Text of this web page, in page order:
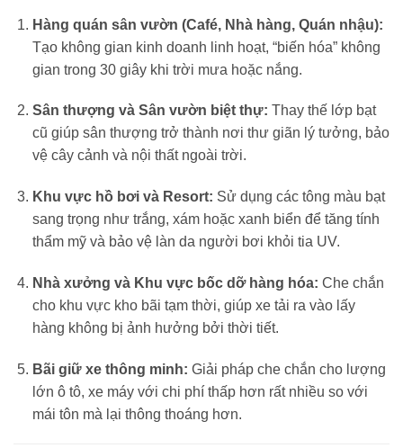
Hàng quán sân vườn (Café, Nhà hàng, Quán nhậu):
Tạo không gian kinh doanh linh hoạt, “biến hóa” không
gian trong 30 giây khi trời mưa hoặc nắng.
Sân thượng và Sân vườn biệt thự: Thay thế lớp bạt
cũ giúp sân thượng trở thành nơi thư giãn lý tưởng, bảo
vệ cây cảnh và nội thất ngoài trời.
Khu vực hồ bơi và Resort: Sử dụng các tông màu bạt
sang trọng như trắng, xám hoặc xanh biển để tăng tính
thẩm mỹ và bảo vệ làn da người bơi khỏi tia UV.
Nhà xưởng và Khu vực bốc dỡ hàng hóa: Che chắn
cho khu vực kho bãi tạm thời, giúp xe tải ra vào lấy
hàng không bị ảnh hưởng bởi thời tiết.
Bãi giữ xe thông minh: Giải pháp che chắn cho lượng
lớn ô tô, xe máy với chi phí thấp hơn rất nhiều so với
mái tôn mà lại thông thoáng hơn.